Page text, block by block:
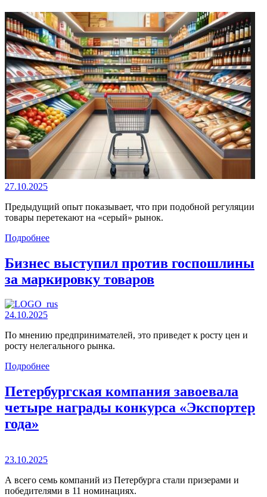
27.10.2025
Предыдущий опыт показывает, что при подобной регуляции
товары перетекают на «серый» рынок.
Подробнее
Бизнес выступил против госпошлины
за маркировку товаров
24.10.2025
По мнению предпринимателей, это приведет к росту цен и
росту нелегального рынка.
Подробнее
Петербургская компания завоевала
четыре награды конкурса «Экспортер
года»
23.10.2025
А всего семь компаний из Петербурга стали призерами и
победителями в 11 номинациях.